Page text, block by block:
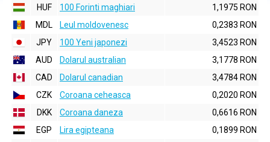
HUF
100 Forinti maghiari
1,1975 RON
MDL
Leul moldovenesc
0,2383 RON
JPY
100 Yeni japonezi
3,4523 RON
AUD
Dolarul australian
3,1778 RON
CAD
Dolarul canadian
3,4784 RON
CZK
Coroana ceheasca
0,2020 RON
DKK
Coroana daneza
0,6616 RON
EGP
Lira egipteana
0,1899 RON